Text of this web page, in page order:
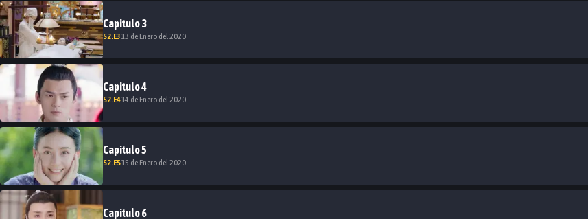
Capitulo3
S2 .E313 de Enero del 2020
Capitulo4
S2 .E414 de Enero del 2020
Capitulo5
S2 .E515 de Enero del 2020
Capitulo6